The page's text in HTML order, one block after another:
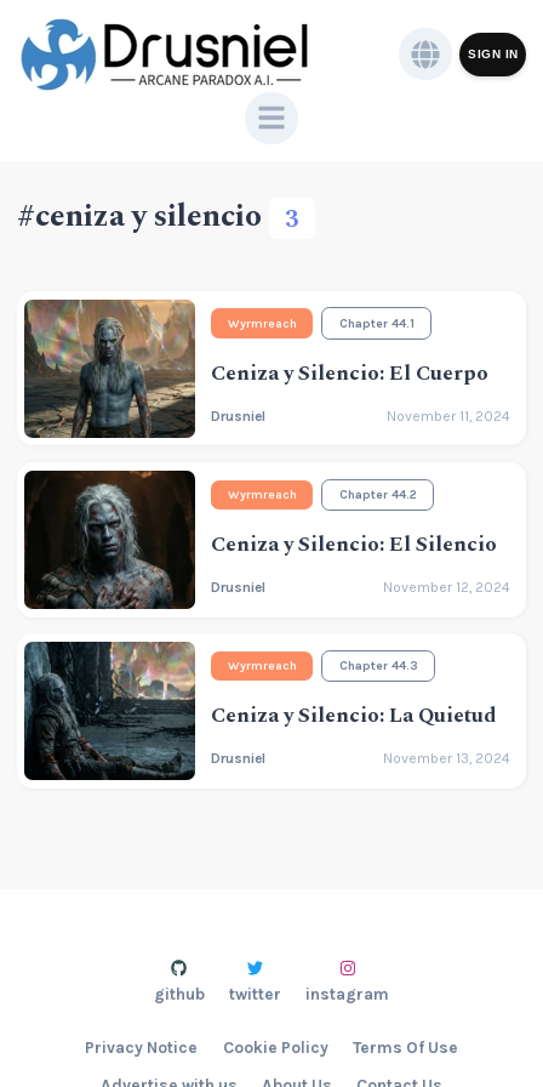
SIGN IN
#ceniza y silencio 3
Wyrmreach Chapter 44.1
Ceniza y Silencio: El Cuerpo
Drusniel November 11, 2024
Wyrmreach Chapter 44.2
Ceniza y Silencio: El Silencio
Drusniel November 12, 2024
Wyrmreach Chapter 44.3
Ceniza y Silencio: La Quietud
Drusniel November 13, 2024
Privacy Notice Cookie Policy Terms Of Use
github twitter instagram